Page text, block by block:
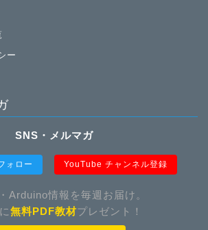
ー
SNS・メルマガ
ォロー YouTube チャンネル登録
Arduino情報を毎週お届け。
無料PDF教材プレゼント！